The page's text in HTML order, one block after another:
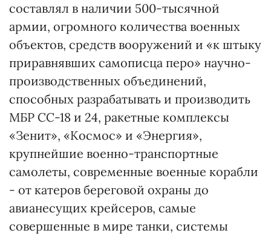
составлял в наличии 500-тысячной
армии, огромного количества военных
объектов, средств вооружений и «к штыку
приравнявших самописца перо» научно-
производственных объединений,
способных разрабатывать и производить
МБР СС-18 и 24, ракетные комплексы
«Зенит», «Космос» и «Энергия»,
крупнейшие военно-транспортные
самолеты, современные военные корабли
- от катеров береговой охраны до
авианесущих крейсеров, самые
совершенные в мире танки, системы